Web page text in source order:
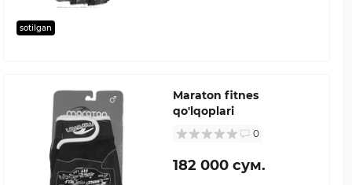
sotilgan
Maraton fitnes
qo'lqoplari
0
182 000 сум.